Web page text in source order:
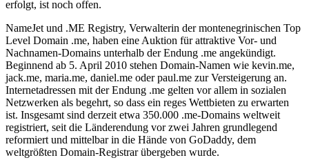
erfolgt, ist noch offen.
NameJet und .ME Registry, Verwalterin der montenegrinischen Top
Level Domain .me, haben eine Auktion für attraktive Vor- und
Nachnamen-Domains unterhalb der Endung .me angekündigt.
Beginnend ab 5. April 2010 stehen Domain-Namen wie kevin.me,
jack.me, maria.me, daniel.me oder paul.me zur Versteigerung an.
Internetadressen mit der Endung .me gelten vor allem in sozialen
Netzwerken als begehrt, so dass ein reges Wettbieten zu erwarten
ist. Insgesamt sind derzeit etwa 350.000 .me-Domains weltweit
registriert, seit die Länderendung vor zwei Jahren grundlegend
reformiert und mittelbar in die Hände von GoDaddy, dem
weltgrößten Domain-Registrar übergeben wurde.